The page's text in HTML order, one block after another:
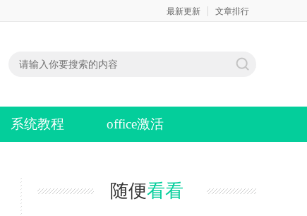
最新更新 文章排行
系统教程 office激活
随便看看